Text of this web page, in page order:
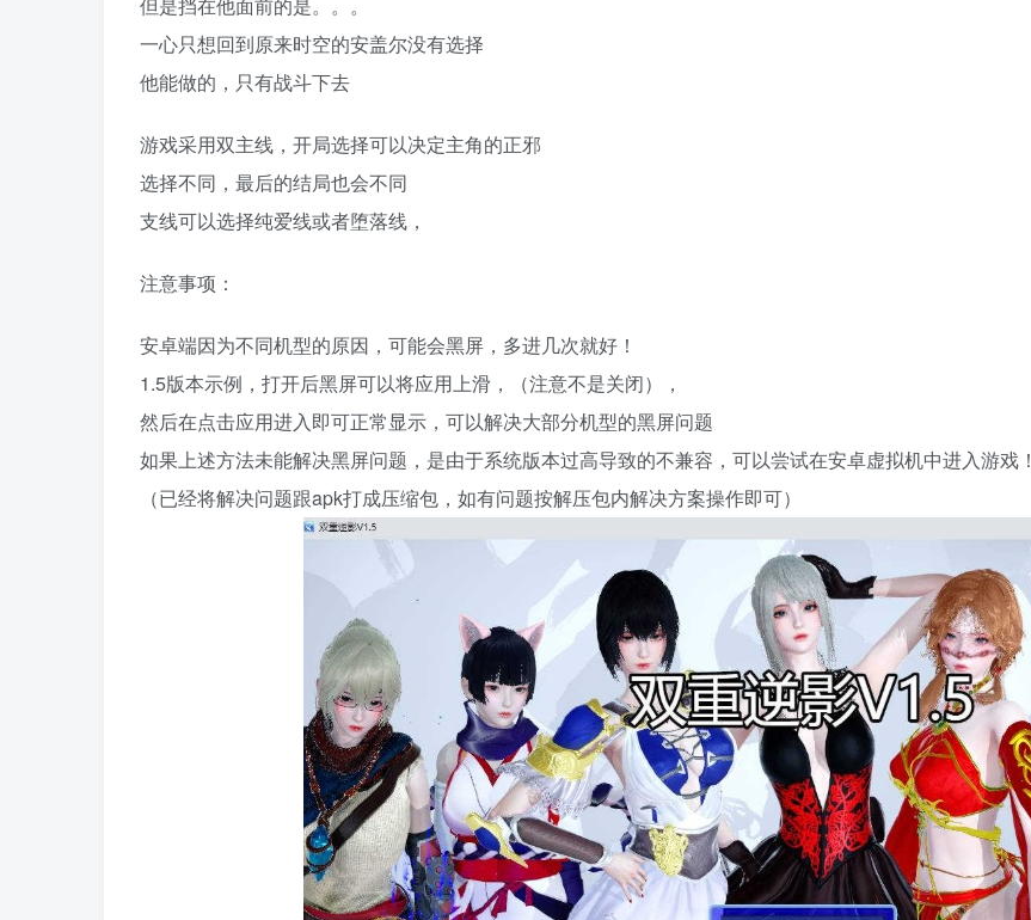
一心只想回到原来时空的安盖尔没有选择
他能做的，只有战斗下去
游戏采用双主线，开局选择可以决定主角的正邪
选择不同，最后的结局也会不同
支线可以选择纯爱线或者堕落线，
注意事项：
安卓端因为不同机型的原因，可能会黑屏，多进几次就好！
1.5版本示例，打开后黑屏可以将应用上滑，（注意不是关闭），
然后在点击应用进入即可正常显示，可以解决大部分机型的黑屏问题
如果上述方法未能解决黑屏问题，是由于系统版本过高导致的不兼容，可以尝试在安卓虚拟机中进入游戏！
（已经将解决问题跟apk打成压缩包，如有问题按解压包内解决方案操作即可）